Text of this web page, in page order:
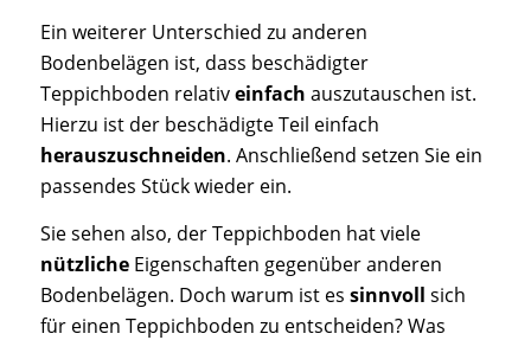
Ein weiterer Unterschied zu anderen
Bodenbelägen ist, dass beschädigter
Teppichboden relativeinfach auszutauschen ist.
Hierzu ist der beschädigte Teil einfach
herauszuschneiden. Anschließend setzen Sie ein
passendes Stück wieder ein.
Sie sehen also, der Teppichboden hat viele
nützlicheEigenschaften gegenüber anderen
Bodenbelägen. Doch warum ist es sinnvoll sich
für einen Teppichboden zu entscheiden? Was